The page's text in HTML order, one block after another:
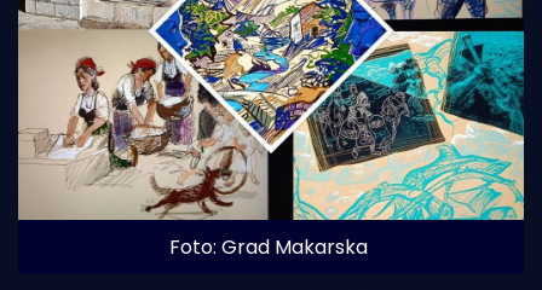
Foto: Grad Makarska